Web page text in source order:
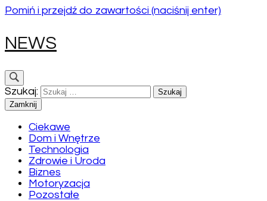
Pomiń i przejdź do zawartości (naciśnij enter)
NEWS
Szukaj:
Zamknij
Ciekawe
Dom i Wnętrze
Technologia
Zdrowie i Uroda
Biznes
Motoryzacja
Pozostałe